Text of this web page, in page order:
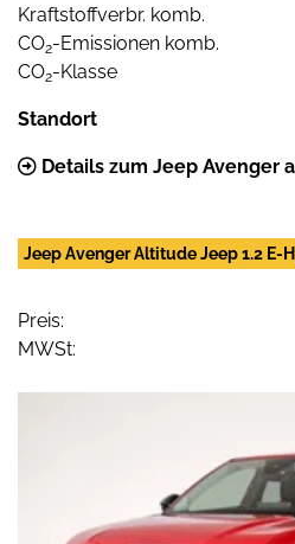
Kraftstoffverbr. komb.
CO2-Emissionen komb.
CO2-Klasse
Standort
Details zum Jeep Avenger
Jeep Avenger Altitude Jeep 1.2 E-
Preis:
MWSt: